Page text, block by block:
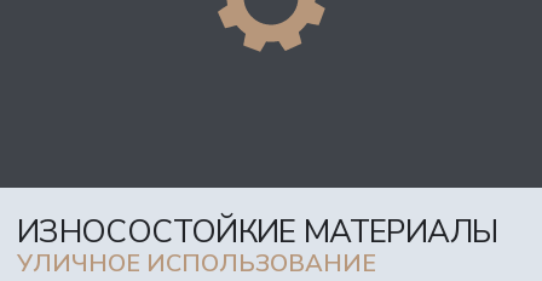
ИЗНОСОСТОЙКИЕ МАТЕРИАЛЫ
УЛИЧНОЕ ИСПОЛЬЗОВАНИЕ